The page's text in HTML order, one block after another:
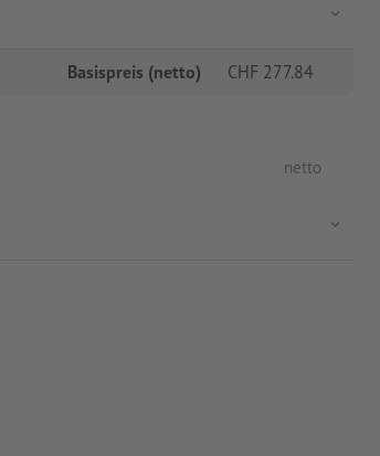
Basispreis (netto) CHF 277.84
netto